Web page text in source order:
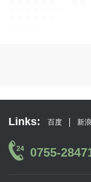
Links: 百度 新浪
0755-